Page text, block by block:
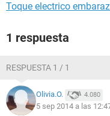
Toque electrico
1 respuesta
RESPUESTA 1 / 1
Olivia.O. 4.080
5 sep 2014 a las